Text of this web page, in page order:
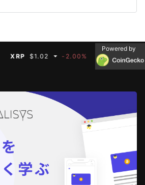
$1.02 -2.00% BNB $592.66
Powered by